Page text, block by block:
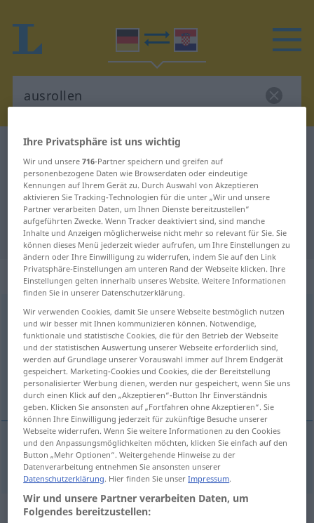
Deutsch-Kroatisch Wörterbuch
Deutsch-Kroatisch Übersetzung für
"ausrollen"
"ausrollen" Kroatisch Übersetzung
„ausrollen“
ausrollen <trennb;-ge->
Übersicht aller Übersetzungen
(Für mehr Details die Übersetzung anklicken/antippen)
razviti
razviti(-ijati) ausrollenTeig
Synonyme für "ausrollen"
Ihre Privatsphäre ist uns wichtig
Wir und unsere716-Partner speichern und greifen auf
personenbezogene Daten wie Browserdaten oder eindeutige
Kennungen auf Ihrem Gerät zu. Durch Auswahl von Akzeptieren
aktivieren Sie Tracking-Technologien für die unter „Wir und unsere
Partner verarbeiten Daten, um Ihnen Dienste bereitzustellen“
aufgeführten Zwecke. Wenn Tracker deaktiviert sind, sind manche
Inhalte und Anzeigen möglicherweise nicht mehr so relevant für Sie. Sie
können dieses Menü jederzeit wieder aufrufen, um Ihre Einstellungen zu
ändern oder Ihre Einwilligung zu widerrufen, indem Sie auf den Link
Privatsphäre-Einstellungen am unteren Rand der Webseite klicken. Ihre
Einstellungen gelten innerhalb unseres Website. Weitere Informationen
finden Sie in unserer Datenschutzerklärung.
Wir verwenden Cookies, damit Sie unsere Webseite bestmöglich nutzen
und wir besser mit Ihnen kommunizieren können. Notwendige,
funktionale und statistische Cookies, die für den Betrieb der Webseite
und der statistischen Auswertung unserer Webseite erforderlich sind,
werden auf Grundlage unserer Vorauswahl immer auf Ihrem Endgerät
gespeichert. Marketing-Cookies und Cookies, die der Bereitstellung
personalisierter Werbung dienen, werden nur gespeichert, wenn Sie uns
durch einen Klick auf den „Akzeptieren“-Button Ihr Einverständnis
geben. Klicken Sie ansonsten auf „Fortfahren ohne Akzeptieren“. Sie
können Ihre Einwilligung jederzeit für zukünftige Besuche unserer
Webseite widerrufen. Wenn Sie weitere Informationen zu den Cookies
und den Anpassungsmöglichkeiten möchten, klicken Sie einfach auf den
Button „Mehr Optionen“. Weitergehende Hinweise zu der
Datenverarbeitung entnehmen Sie ansonsten unserer
Datenschutzerklärung. Hier finden Sie unserImpressum.
Wir und unsere Partner verarbeiten Daten, um
Folgendes bereitzustellen: